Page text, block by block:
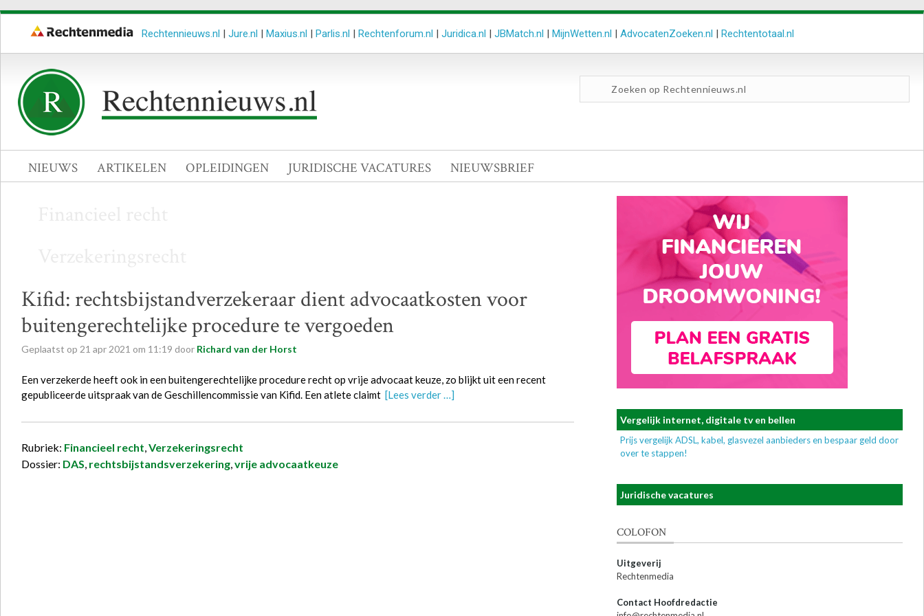
Rechtennieuws.nl | Jure.nl | Maxius.nl | Parlis.nl | Rechtenforum.nl | Juridica.nl | JBMatch.nl | MijnWetten.nl | AdvocatenZoeken.nl | Rechtentotaal.nl
NIEUWS ARTIKELEN OPLEIDINGEN JURIDISCHE VACATURES NIEUWSBRIEF
Kifid: rechtsbijstandverzekeraar dient advocaatkosten voor
buitengerechtelijke procedure te vergoeden
Geplaatst op 21 apr 2021 om 11:19 door Richard van der Horst
Een verzekerde heeft ook in een buitengerechtelijke procedure recht op vrije advocaat keuze, zo blijkt uit een recent
gepubliceerde uitspraak van de Geschillencommissie van Kifid. Een atlete claimt [Lees verder …]
Rubriek: Financieel recht,Verzekeringsrecht
Dossier: DAS, rechtsbijstandsverzekering,vrije advocaatkeuze
Vergelijk internet, digitale tv en bellen
Prijs vergelijk ADSL, kabel, glasvezel aanbieders en bespaar geld door
over te stappen!
Juridische vacatures
COLOFON
Uitgeverij
Rechtenmedia
Contact Hoofdredactie